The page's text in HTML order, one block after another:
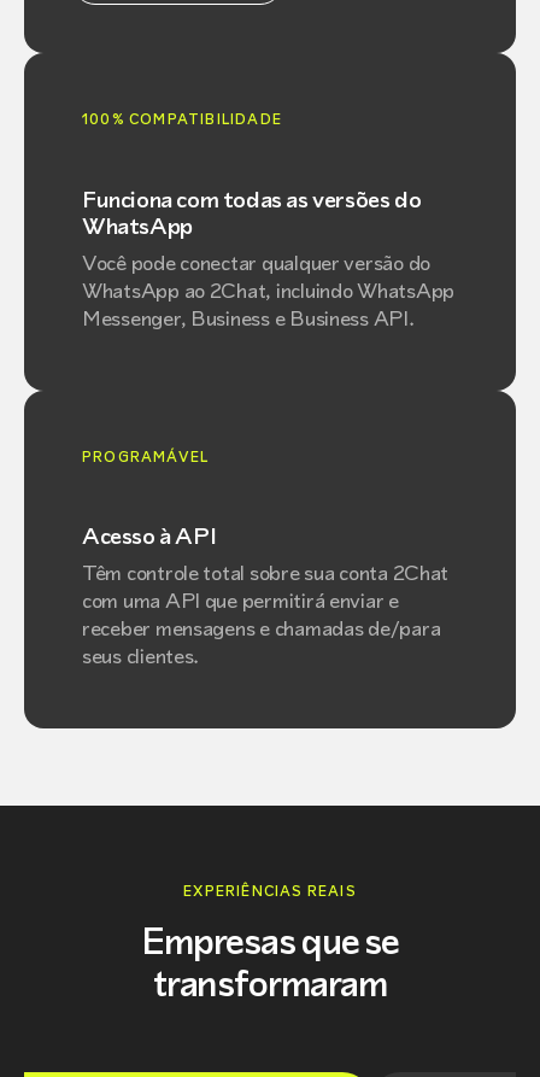
100% COMPATIBILIDADE
Funciona com todas as versões do
WhatsApp
Você pode conectar qualquer versão do
WhatsApp ao 2Chat, incluindo WhatsApp
Messenger, Business e Business API.
PROGRAMÁVEL
Acesso à API
Têm controle total sobre sua conta 2Chat
com uma API que permitirá enviar e
receber mensagens e chamadas de/para
seus clientes.
EXPERIÊNCIAS REAIS
Empresas que se
transformaram